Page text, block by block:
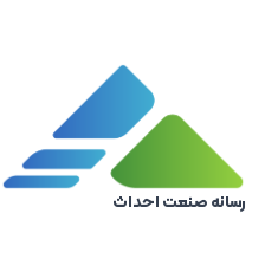
رسانه صنعت احداث